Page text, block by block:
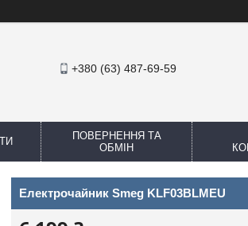
+380 (63) 487-69-59
ПОВЕРНЕННЯ ТА
ОБМІН
Електрочайник Smeg KLF03BLMEU